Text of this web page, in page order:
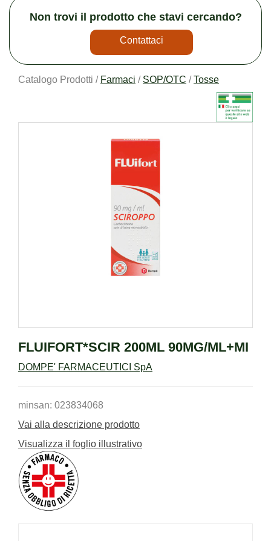
Non trovi il prodotto che stavi cercando?
Contattaci
Catalogo Prodotti / Farmaci / SOP/OTC /Tosse
FLUIFORT*SCIR 200ML 90MG/ML+MI
DOMPE' FARMACEUTICI SpA
minsan: 023834068
Vai alla descrizione prodotto
Visualizza il foglio illustrativo